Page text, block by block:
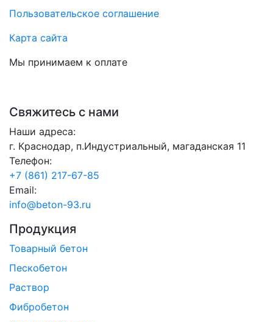
Пользовательское соглашение
Карта сайта
Мы принимаем к оплате
Свяжитесь с нами
Наши адреса:
г. Краснодар, п.Индустриальный, магаданская 11
Телефон:
+7 (861) 217-67-85
Email:
info@beton-93.ru
Продукция
Товарный бетон
Пескобетон
Раствор
Фибробетон